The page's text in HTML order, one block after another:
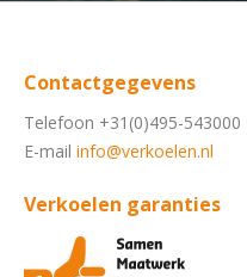
Contactgegevens
Telefoon +31(0)495-543000
E-mail info@verkoelen.nl
Verkoelen garanties